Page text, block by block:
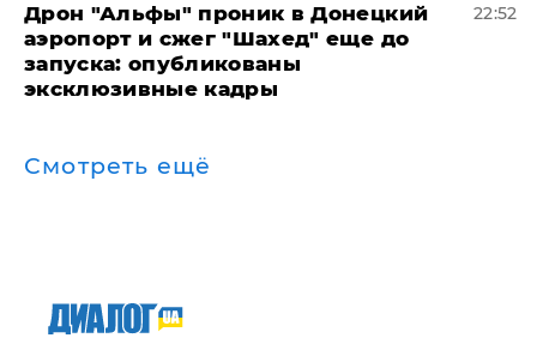
Дрон "Альфы" проник в Донецкий
аэропорт и сжег "Шахед" еще до
запуска: опубликованы
эксклюзивные кадры
22:52
Смотреть ещё